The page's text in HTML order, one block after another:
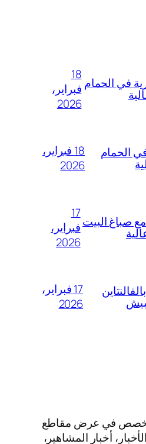
في الحمام
18
فبراير،
2026
الحمام
18 فبراير،
2026
مع صباغ البيت
17
فبراير،
2026
17 فبراير،
2026
في عرض مقاطع
أخبار المشاهير،